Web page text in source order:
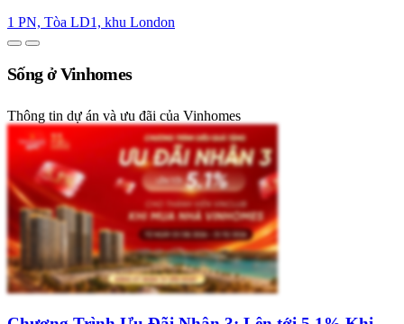
1 PN, Tòa LD1, khu London
Sống ở Vinhomes
Thông tin dự án và ưu đãi của Vinhomes